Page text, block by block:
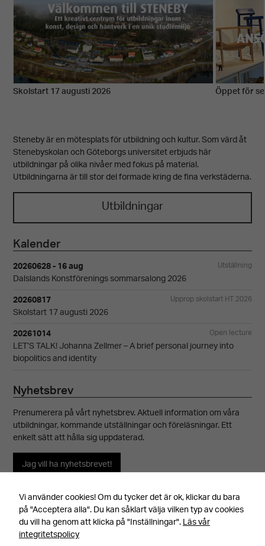
Skolstart 17 augusti 2026 Öppet för
Steneby är en mötesplats för utbildning och kultur. Som värd åt
Stenebyskolan och Göteborgs universitet erbjuds här
utbildningar på olika nivåer med fokus på material.
Utbildningarna är till stor del formade kring de fina verkstäderna.
Utbildningar
Kalender
Utställning
20260628 - 16 aug
Dalslands Konstförenings sommarsalong 2026
Upprop skolstart HT 2026
20260817
Skolstart 17 augusti 2026
Open lecture
20261014
LET’S TALK! Johanna Zellmer – A brief personal journey into
biopolitics and identity
Nyhetsbrev
Prenumerera på vårt nyhetsbrev. Aktuell information om våra
utbildningar, kommande utställningar och föreläsningar. Ett
enkelt sätt att hålla sig uppdaterad.
Jag vill ha nyhetsbrevet!
Vi använder cookies! Om du tycker det är ok, klickar du bara
på "Acceptera alla". Du kan såklart välja vilken typ av cookies
du vill ha genom att klicka på "Inställningar".Läs vår
integritetspolicy